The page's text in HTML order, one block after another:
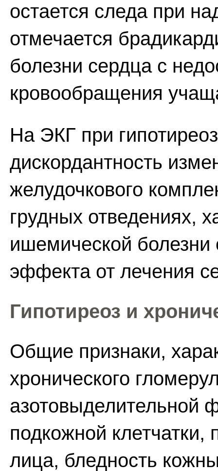
остается следа при
отмечается
болезни сердца с
кровообращения
На ЭКГ при
дискордантность
желудочкового
грудных отведениях,
ишемической
эффекта от лечения
Гипотиреоз и
Общие признаки,
хронического
азотовыделительной
подкожной клетчатки,
лица, бледность